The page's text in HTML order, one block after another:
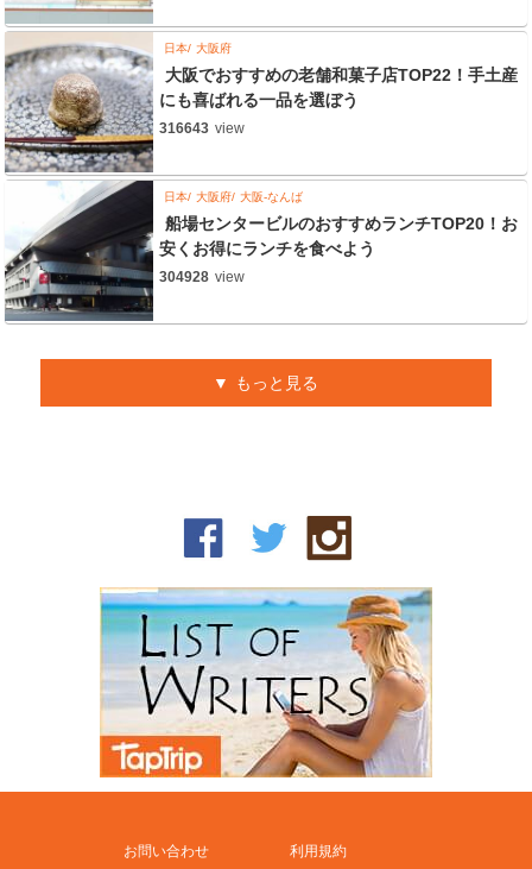
日本 大阪府
大阪でおすすめの老舗和菓子店TOP22！手土産
にも喜ばれる一品を選ぼう
316643 view
日本 大阪府 大阪-なんば
船場センタービルのおすすめランチTOP20！お
安くお得にランチを食べよう
304928 view
もっと見る
お問い合わせ 利用規約